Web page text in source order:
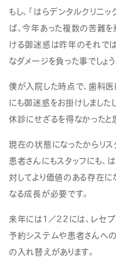
もし、「はらデンタルクリニ
ば、今年あった複数の苦難を
ける御迷惑は昨年のそれで
なダメージを負った事でしょう
僕が入院した時点で、歯科
にも御迷惑をお掛けしました
休診にせざるを得なかったと
現在の状態になったからリス
患者さんにもスタッフにも、
対してより価値のある存在に
なる成長が必要です。
来年には1／22には、レセ
予約システムや患者さんへ
の入れ替えがあります。